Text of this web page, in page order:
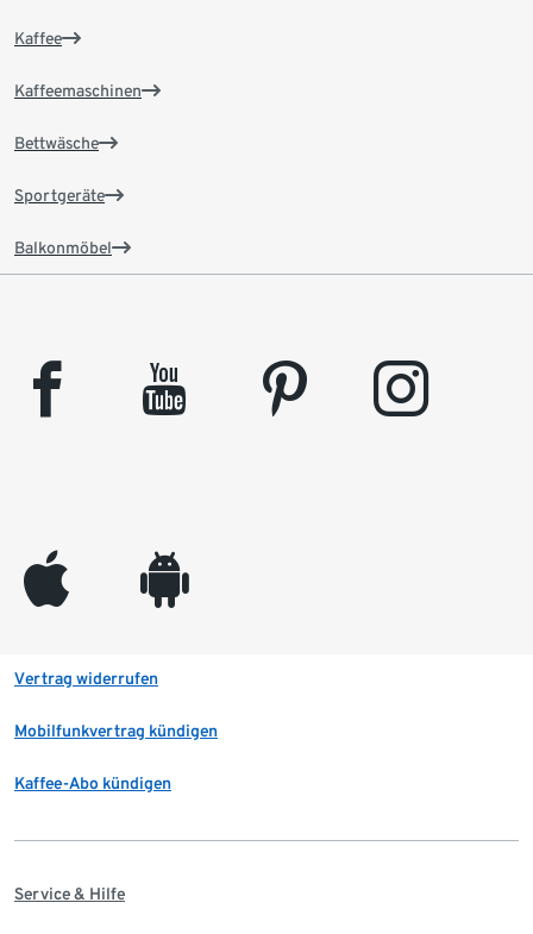
Kaffee
Kaffeemaschinen
Bettwäsche
Sportgeräte
Balkonmöbel
facebook youtube pinterest instagram
appleinc android
Vertrag widerrufen
Mobilfunkvertrag kündigen
Kaffee-Abo kündigen
Service & Hilfe